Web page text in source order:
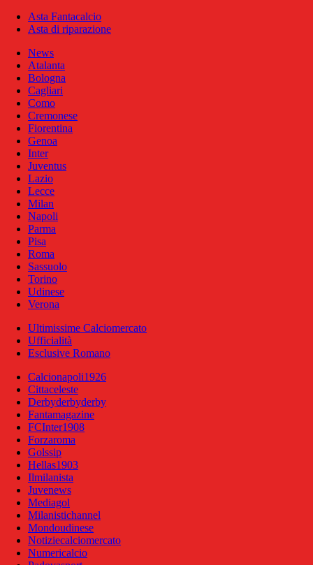
Asta Fantacalcio
Asta di riparazione
News
Atalanta
Bologna
Cagliari
Como
Cremonese
Fiorentina
Genoa
Inter
Juventus
Lazio
Lecce
Milan
Napoli
Parma
Pisa
Roma
Sassuolo
Torino
Udinese
Verona
Ultimissime Calciomercato
Ufficialità
Esclusive Romano
Calcionapoli1926
Cittaceleste
Derbyderbyderby
Fantamagazine
FCInter1908
Forzaroma
Golssip
Hellas1903
Ilmilanista
Juvenews
Mediagol
Milanistichannel
Mondoudinese
Notiziecalciomercato
Numericalcio